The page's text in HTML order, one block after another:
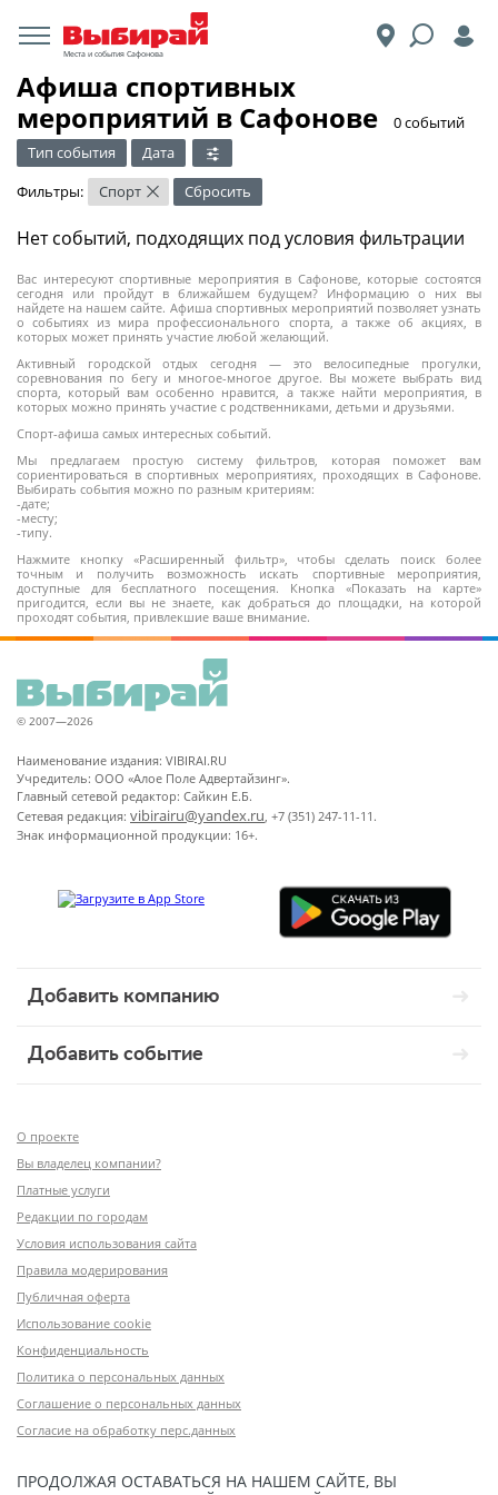
Места и события Сафонова
Афиша спортивных
мероприятий в Сафонове
​0 событий
Тип события
Дата
Фильтры:
Спорт × Сбросить
Вас интересуют спортивные мероприятия в Сафонове, которые состоятся
сегодня или пройдут в ближайшем будущем? Информацию о них вы
найдете на нашем сайте. Афиша спортивных мероприятий позволяет узнать
о событиях из мира профессионального спорта, а также об акциях, в
которых может принять участие любой желающий.
Активный городской отдых сегодня — это велосипедные прогулки,
соревнования по бегу и многое-многое другое. Вы можете выбрать вид
спорта, который вам особенно нравится, а также найти мероприятия, в
которых можно принять участие с родственниками, детьми и друзьями.
Спорт-афиша самых интересных событий.
Мы предлагаем простую систему фильтров, которая поможет вам
сориентироваться в спортивных мероприятиях, проходящих в Сафонове.
Выбирать события можно по разным критериям:
-дате;
-месту;
-типу.
Нажмите кнопку «Расширенный фильтр», чтобы сделать поиск более
точным и получить возможность искать спортивные мероприятия,
доступные для бесплатного посещения. Кнопка «Показать на карте»
пригодится, если вы не знаете, как добраться до площадки, на которой
проходят события, привлекшие ваше внимание.
Нет событий, подходящих под условия фильтрации
© 2007—2026
Наименование издания: VIBIRAI.RU
Учредитель: ООО «Алое Поле Адвертайзинг».
Главный сетевой редактор: Сайкин Е.Б.
Сетевая редакция: vibirairu@yandex.ru, +7 (351) 247-11-11.
Знак информационной продукции: 16+.
Добавить компанию
Добавить событие
О проекте
Вы владелец компании?
Платные услуги
Редакции по городам
Условия использования сайта
Правила модерирования
Публичная оферта
Использование cookie
Конфиденциальность
Политика о персональных данных
Соглашение о персональных данных
Согласие на обработку перс.данных
ПРОДОЛЖАЯ ОСТАВАТЬСЯ НА НАШЕМ САЙТЕ, ВЫ